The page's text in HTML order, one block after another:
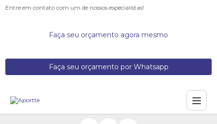
Entre em contato com um de nossos especialistas!
Faça seu orçamento agora mesmo
Faça seu orçamento por Whatsapp